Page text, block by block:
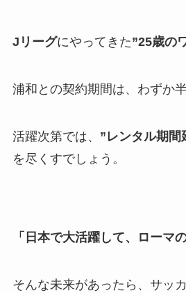
Jリーグにやってきた”25歳の
浦和との契約期間は、わずか半
活躍次第では、 ”レンタル期間
を尽くすでしょう。
「日本で大活躍して、ローマ
そんな未来があったら、サッ